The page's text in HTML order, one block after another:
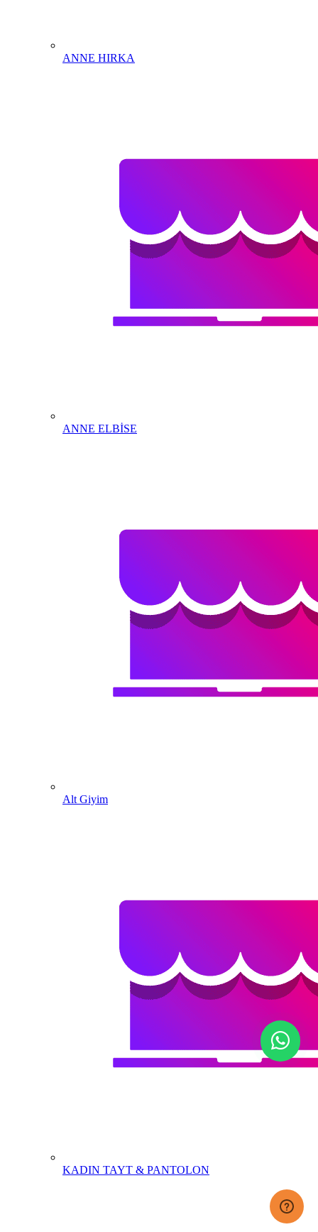
ANNE HIRKA
ANNE ELBİSE
Alt Giyim
KADIN TAYT & PANTOLON